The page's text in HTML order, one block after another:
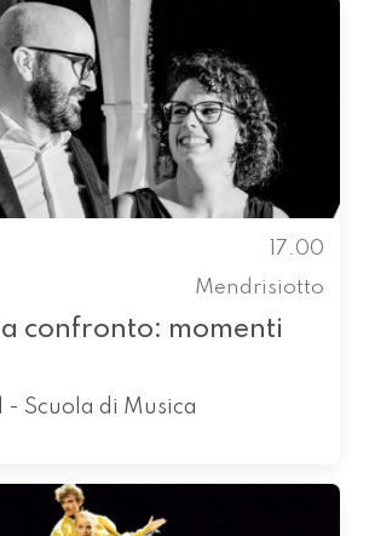
17.00
Mendrisiotto
confronto: momenti
Scuola di Musica